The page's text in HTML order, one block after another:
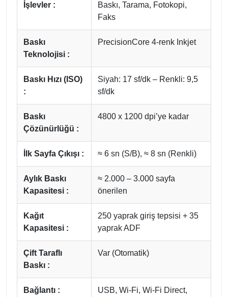
İşlevler :
Baskı, Tarama, Fotokopi,
Faks
Baskı
Teknolojisi :
PrecisionCore 4-renk Inkjet
Baskı Hızı (ISO)
:
Siyah: 17 sf/dk – Renkli: 9,5
sf/dk
Baskı
Çözünürlüğü :
4800 x 1200 dpi’ye kadar
İlk Sayfa Çıkışı : ≈ 6 sn (S/B), ≈ 8 sn (Renkli)
Aylık Baskı
Kapasitesi :
≈ 2.000 – 3.000 sayfa
önerilen
Kağıt
Kapasitesi :
250 yaprak giriş tepsisi + 35
yaprak ADF
Çift Taraflı
Baskı :
Var (Otomatik)
Bağlantı :
USB, Wi-Fi, Wi-Fi Direct,